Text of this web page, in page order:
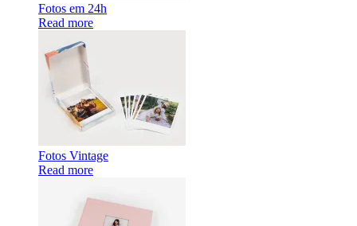
Fotos em 24h
Read more
Fotos Vintage
Read more